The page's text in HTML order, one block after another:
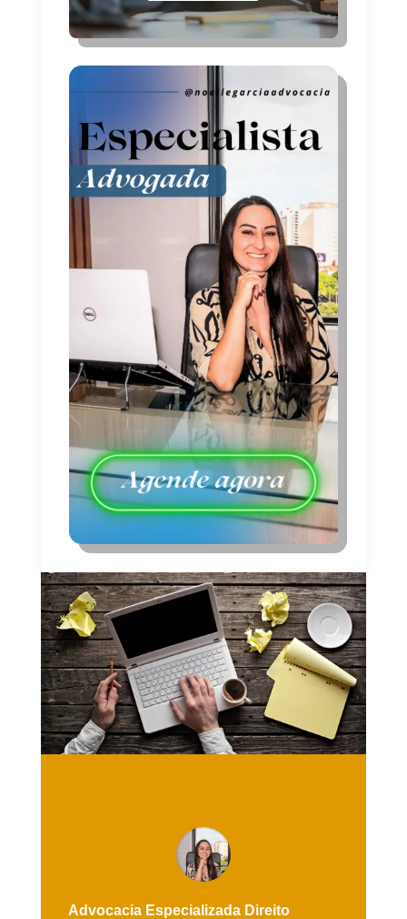
Advocacia Especializada Direito